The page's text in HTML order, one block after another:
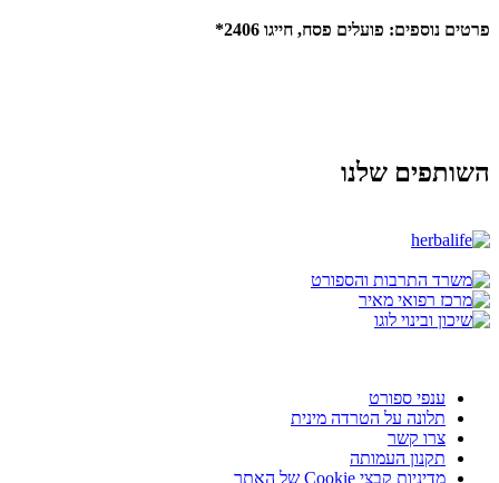
פרטים נוספים: פועלים פסח, חייגו 2406*
השותפים שלנו
ענפי ספורט
תלונה על הטרדה מינית
צרו קשר
תקנון העמותה
מדיניות קבצי Cookie של האתר